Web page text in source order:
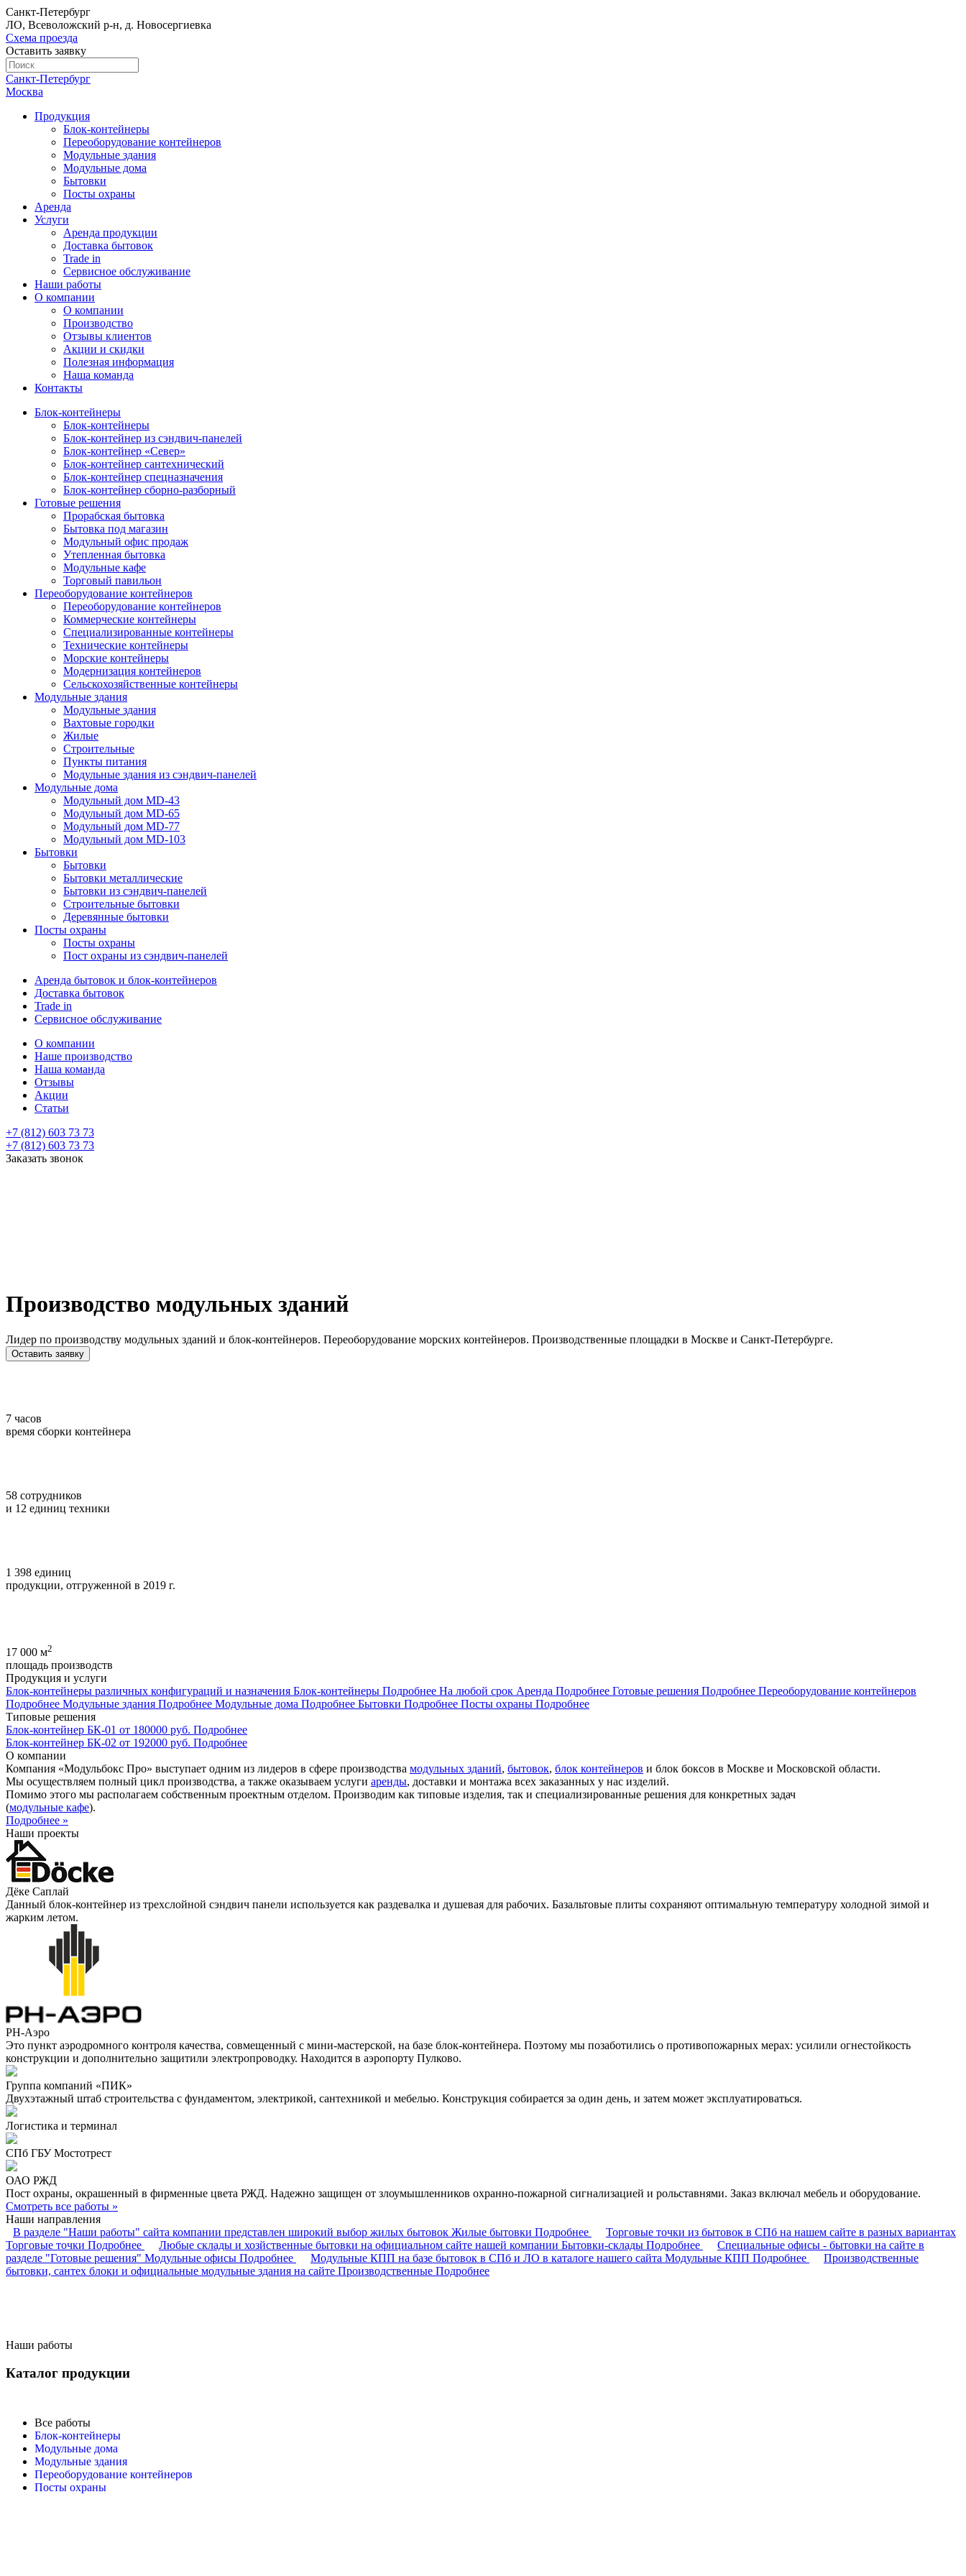
Санкт-Петербург
ЛО, Всеволожский р-н, д. Новосергиевка
Схема проезда
Оставить заявку
Санкт-Петербург
Москва
Продукция
Блок-контейнеры
Переоборудование контейнеров
Модульные здания
Модульные дома
Бытовки
Посты охраны
Аренда
Услуги
Аренда продукции
Доставка бытовок
Trade in
Сервисное обслуживание
Наши работы
О компании
О компании
Производство
Отзывы клиентов
Акции и скидки
Полезная информация
Наша команда
Контакты
Блок-контейнеры
Блок-контейнеры
Блок-контейнер из сэндвич-панелей
Блок-контейнер «Север»
Блок-контейнер сантехнический
Блок-контейнер спецназначения
Блок-контейнер сборно-разборный
Готовые решения
Прорабская бытовка
Бытовка под магазин
Модульный офис продаж
Утепленная бытовка
Модульные кафе
Торговый павильон
Переоборудование контейнеров
Переоборудование контейнеров
Коммерческие контейнеры
Специализированные контейнеры
Технические контейнеры
Морские контейнеры
Модернизация контейнеров
Сельскохозяйственные контейнеры
Модульные здания
Модульные здания
Вахтовые городки
Жилые
Строительные
Пункты питания
Модульные здания из сэндвич-панелей
Модульные дома
Модульный дом MD-43
Модульный дом MD-65
Модульный дом MD-77
Модульный дом MD-103
Бытовки
Бытовки
Бытовки металлические
Бытовки из сэндвич-панелей
Строительные бытовки
Деревянные бытовки
Посты охраны
Посты охраны
Пост охраны из сэндвич-панелей
Аренда бытовок и блок-контейнеров
Доставка бытовок
Trade in
Сервисное обслуживание
О компании
Наше производство
Наша команда
Отзывы
Акции
Статьи
+7 (812) 603 73 73
+7 (812) 603 73 73
Заказать звонок
Производство модульных зданий
Лидер по производству модульных зданий и блок-контейнеров. Переоборудование морских контейнеров. Производственные площадки в Москве и Санкт-Петербурге.
Оставить заявку
7 часов
время сборки контейнера
58 сотрудников
и 12 единиц техники
1 398 единиц
продукции, отгруженной в 2019 г.
17 000 м2
площадь производств
Продукция и услуги
Блок-контейнеры различных конфигураций и назначения Блок-контейнеры Подробнее На любой срок Аренда Подробнее Готовые решения Подробнее Переоборудование контейнеров
Подробнее Модульные здания Подробнее Модульные дома Подробнее Бытовки Подробнее Посты охраны Подробнее
Типовые решения
Блок-контейнер БК-01 от 180000 руб. Подробнее
Блок-контейнер БК-02 от 192000 руб. Подробнее
О компании
Компания «Модульбокс Про» выступает одним из лидеров в сфере производства модульных зданий, бытовок, блок контейнеров и блок боксов в Москве и Московской области.
Мы осуществляем полный цикл производства, а также оказываем услуги аренды, доставки и монтажа всех заказанных у нас изделий.
Помимо этого мы располагаем собственным проектным отделом. Производим как типовые изделия, так и специализированные решения для конкретных задач
(модульные кафе).
Подробнее »
Наши проекты
Дёке Саплай
Данный блок-контейнер из трехслойной сэндвич панели используется как раздевалка и душевая для рабочих. Базальтовые плиты сохраняют оптимальную температуру холодной зимой и
жарким летом.
РН-Аэро
Это пункт аэродромного контроля качества, совмещенный с мини-мастерской, на базе блок-контейнера. Поэтому мы позаботились о противопожарных мерах: усилили огнестойкость
конструкции и дополнительно защитили электропроводку. Находится в аэропорту Пулково.
Группа компаний «ПИК»
Двухэтажный штаб строительства с фундаментом, электрикой, сантехникой и мебелью. Конструкция собирается за один день, и затем может эксплуатироваться.
Логистика и терминал
СПб ГБУ Мостотрест
ОАО РЖД
Пост охраны, окрашенный в фирменные цвета РЖД. Надежно защищен от злоумышленников охранно-пожарной сигнализацией и рольставнями. Заказ включал мебель и оборудование.
Смотреть все работы »
Наши направления
В разделе "Наши работы" сайта компании представлен широкий выбор жилых бытовок Жилые бытовки Подробнее
Торговые точки из бытовок в СПб на нашем сайте в разных вариантах
Торговые точки Подробнее Любые склады и хозйственные бытовки на официальном сайте нашей компании Бытовки-склады Подробнее
Специальные офисы - бытовки на сайте в
разделе "Готовые решения" Модульные офисы Подробнее Модульные КПП на базе бытовок в СПб и ЛО в каталоге нашего сайта Модульные КПП Подробнее
Производственные
бытовки, сантех блоки и официальные модульные здания на сайте Производственные Подробнее
Наши работы
Каталог продукции
Все работы
Блок-контейнеры
Модульные дома
Модульные здания
Переоборудование контейнеров
Посты охраны